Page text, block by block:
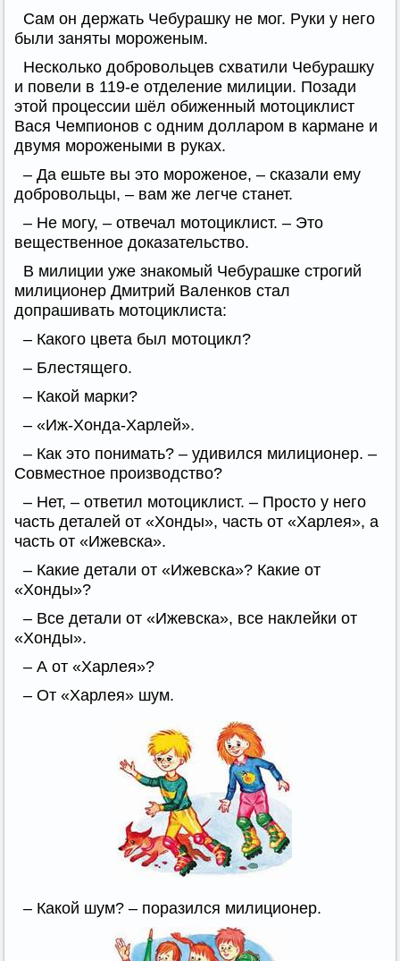
Сам он держать Чебурашку не мог. Руки у него
были заняты мороженым.
Несколько добровольцев схватили Чебурашку
и повели в 119-е отделение милиции. Позади
этой процессии шёл обиженный мотоциклист
Вася Чемпионов с одним долларом в кармане и
двумя морожеными в руках.
– Да ешьте вы это мороженое, – сказали ему
добровольцы, – вам же легче станет.
– Не могу, – отвечал мотоциклист. – Это
вещественное доказательство.
В милиции уже знакомый Чебурашке строгий
милиционер Дмитрий Валенков стал
допрашивать мотоциклиста:
– Какого цвета был мотоцикл?
– Блестящего.
– Какой марки?
– «Иж-Хонда-Харлей».
– Как это понимать? – удивился милиционер. –
Совместное производство?
– Нет, – ответил мотоциклист. – Просто у него
часть деталей от «Хонды», часть от «Харлея», а
часть от «Ижевска».
– Какие детали от «Ижевска»? Какие от
«Хонды»?
– Все детали от «Ижевска», все наклейки от
«Хонды».
– А от «Харлея»?
– От «Харлея» шум.
– Какой шум? – поразился милиционер.